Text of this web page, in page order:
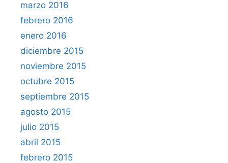
marzo 2016
febrero 2016
enero 2016
diciembre 2015
noviembre 2015
octubre 2015
septiembre 2015
agosto 2015
julio 2015
abril 2015
febrero 2015